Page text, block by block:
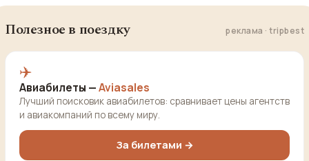
Полезное в поездку реклама · tripbest
✈️
Авиабилеты —Aviasales
Лучший поисковик авиабилетов: сравнивает цены агентств
и авиакомпаний по всему миру.
За билетами →